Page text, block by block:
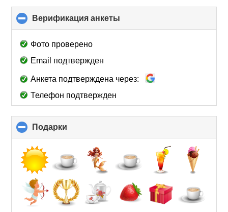
Верификация анкеты
to
Фото проверено
Email подтвержден
Анкета подтверждена через:
Телефон подтвержден
Подарки
to
collapse
contents